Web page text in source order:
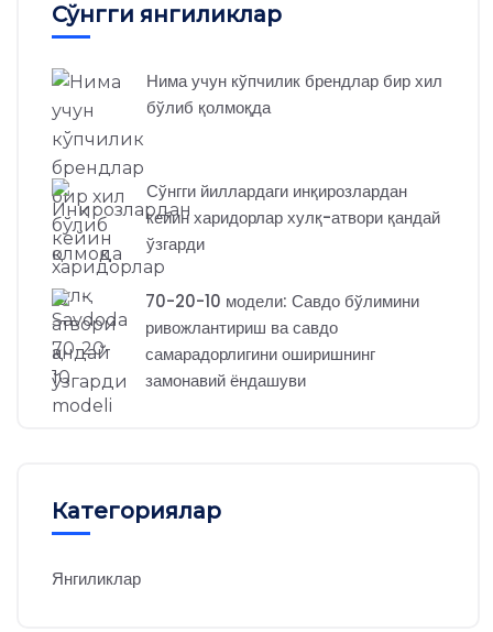
Сўнгги янгиликлар
Нима учун кўпчилик брендлар бир хил
бўлиб қолмоқда
Сўнгги йиллардаги инқирозлардан
кейин харидорлар хулқ-атвори қандай
ўзгарди
70-20-10 модели: Савдо бўлимини
ривожлантириш ва савдо
самарадорлигини оширишнинг
замонавий ёндашуви
Категориялар
Янгиликлар